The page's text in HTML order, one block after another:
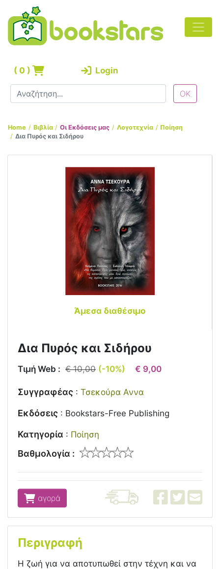
( 0 ) Login
Home Βιβλία Οι Εκδόσεις μας Λογοτεχνία
Ποίηση
Δια Πυρός και Σιδήρου
Άμεσα διαθέσιμο
Δια Πυρός και Σιδήρου
Τιμή Web : € 10,00 (-10%) € 9,00
Συγγραφέας : Τσεκούρα Αννα
Εκδόσεις : Bookstars-Free Publishing
Κατηγορία : Ποίηση
Βαθμολογία :
αγορά
Περιγραφή
Η ζωή για να αποτυπωθεί στην τέχνη και να